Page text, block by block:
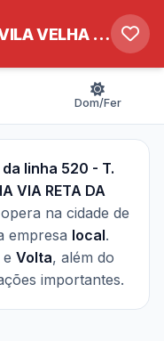
T. CARAPINA / T. VILA VELHA VIA RETA DA PENHA/3ª PONTE
Dom/Fer
linha 520 - T.
VIA RETA DA
na cidade de
empresa local.
e Volta, além do
importantes.